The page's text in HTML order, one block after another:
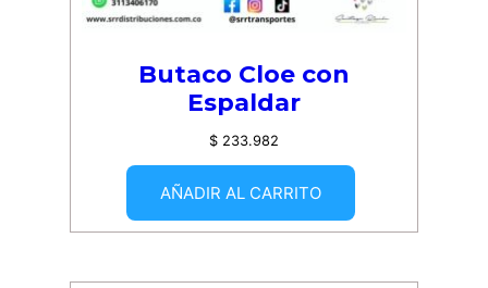
Butaco Cloe con
Espaldar
$ 233.982
AÑADIR AL CARRITO